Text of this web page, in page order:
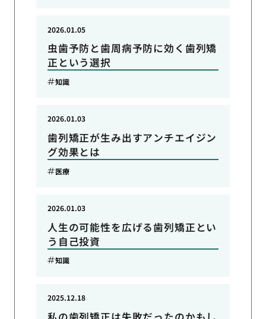
虫歯予防と歯周病予防に効く歯列矯
正という選択
2026.01.05
知識
歯列矯正が生み出すアンチエイジン
グ効果とは
2026.01.03
医療
人生の可能性を広げる歯列矯正とい
う自己投資
2026.01.03
知識
2025.12.18